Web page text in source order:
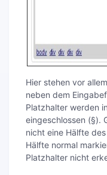
Hier stehen vor
neben dem
Platzhalter werden
eingeschlossen (§).
nicht eine Hälfte
Hälfte normal
Platzhalter nicht